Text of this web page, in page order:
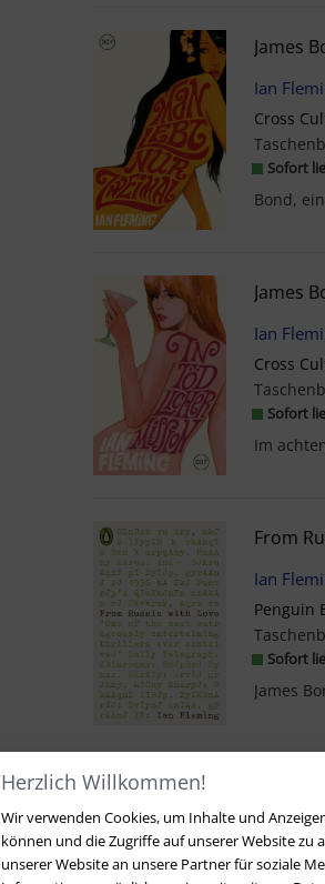
Herzlich Willkommen!
Wir verwenden Cookies, um Inhalte und
können und die Zugriffe auf unserer Website
unserer Website an unsere Partner für soziale
James
Ian
Cross
Sofort
James
Ian
Cross
Sofort
From
Ian
Penguin
Sofort